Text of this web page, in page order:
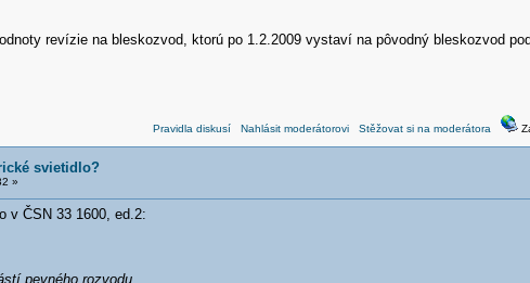
revízie na bleskozvod, ktorú po 1.2.2009 vystaví na pôvodný bleskozvod
Pravidla diskusí Nahlásit moderátorovi Stěžovat si na moderátora
svietidlo?
»
v ČSN 33 1600, ed.2:
pevného rozvodu